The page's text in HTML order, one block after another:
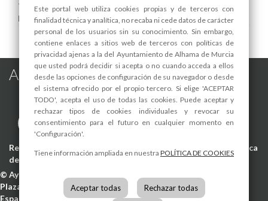
Turismo
Medio Ambiente
Alhama de Murcia en las Redes
Registro de actividades de tratamiento -Aviso Legal
Política
de Privacidad
Política de Cookies
© Ayuntamiento de Alhama de Murcia
Plaza de la Constitución, 130840 Alhama de Murcia
España
Este portal web utiliza cookies propias y de terceros con
finalidad técnica y analítica, no recaba ni cede datos de carácter
personal de los usuarios sin su conocimiento. Sin embargo,
contiene enlaces a sitios web de terceros con políticas de
privacidad ajenas a la del Ayuntamiento de Alhama de Murcia
que usted podrá decidir si acepta o no cuando acceda a ellos
desde las opciones de configuración de su navegador o desde
el sistema ofrecido por el propio tercero. Si elige 'ACEPTAR
TODO', acepta el uso de todas las cookies. Puede aceptar y
rechazar tipos de cookies individuales y revocar su
consentimiento para el futuro en cualquier momento en
'Configuración'.
Tiene información ampliada en nuestra POLÍTICA DE COOKIES
Aceptar todas Rechazar todas